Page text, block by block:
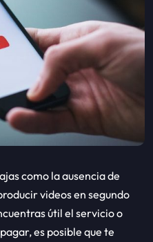
como la ausencia de
videos en segundo
útil el servicio o
es posible que te